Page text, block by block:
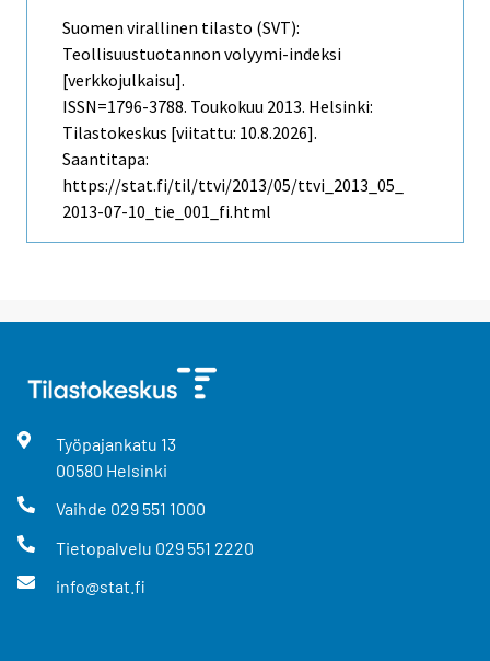
Suomen virallinen tilasto (SVT):
Teollisuustuotannon volyymi-indeksi
[verkkojulkaisu].
ISSN=1796-3788. Toukokuu 2013. Helsinki:
Tilastokeskus [viitattu: 10.8.2026].
Saantitapa:
https://stat.fi/til/ttvi/2013/05/ttvi_2013_05_
2013-07-10_tie_001_fi.html
Työpajankatu 13
00580 Helsinki
Vaihde 029 551 1000
Tietopalvelu 029 551 2220
info@stat.fi